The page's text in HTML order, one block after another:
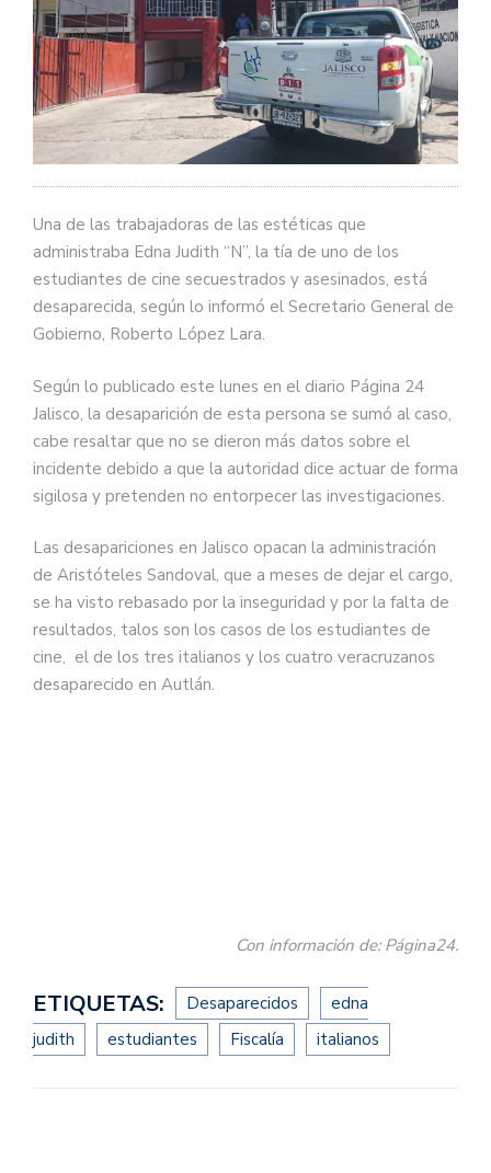
Una de las trabajadoras de las estéticas que
administraba Edna Judith “N”, la tía de uno de los
estudiantes de cine secuestrados y asesinados, está
desaparecida, según lo informó el Secretario General de
Gobierno, Roberto López Lara.
Según lo publicado este lunes en el diario Página 24
Jalisco, la desaparición de esta persona se sumó al caso,
cabe resaltar que no se dieron más datos sobre el
incidente debido a que la autoridad dice actuar de forma
sigilosa y pretenden no entorpecer las investigaciones.
Las desapariciones en Jalisco opacan la administración
de Aristóteles Sandoval, que a meses de dejar el cargo,
se ha visto rebasado por la inseguridad y por la falta de
resultados, talos son los casos de los estudiantes de
cine, el de los tres italianos y los cuatro veracruzanos
desaparecido en Autlán.
Con información de: Página24.
ETIQUETAS: Desaparecidos
edna
judith
estudiantes Fiscalía italianos